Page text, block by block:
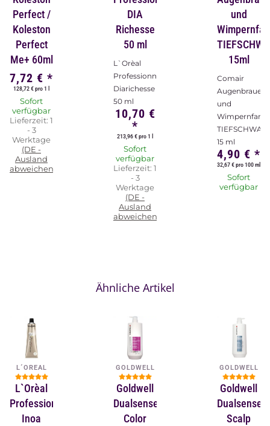
Perfect /
Koleston
Perfect
Me+ 60ml
7,72 € *
128,72 € pro 1 l
Sofort
verfügbar
Lieferzeit: 1
- 3
Werktage
(DE -
Ausland
abweichend)
DIA
Richesse
50 ml
L`Orèal
Professionnel
Diarichesse
50 ml
10,70 €
*
213,96 € pro 1 l
Sofort
verfügbar
Lieferzeit: 1
- 3
Werktage
(DE -
Ausland
abweichend)
und
15ml
Comair
Augenbrauen-
und
Wimpernfarbe
15 ml
4,90 € *
32,67 € pro 100 ml
Sofort
verfügbar
Ähnliche Artikel
L´OREAL
L`Orèal
Professionnel
Inoa
GOLDWELL
Goldwell
Dualsenses
Color
GOLDWELL
Goldwell
Dualsenses
Scalp